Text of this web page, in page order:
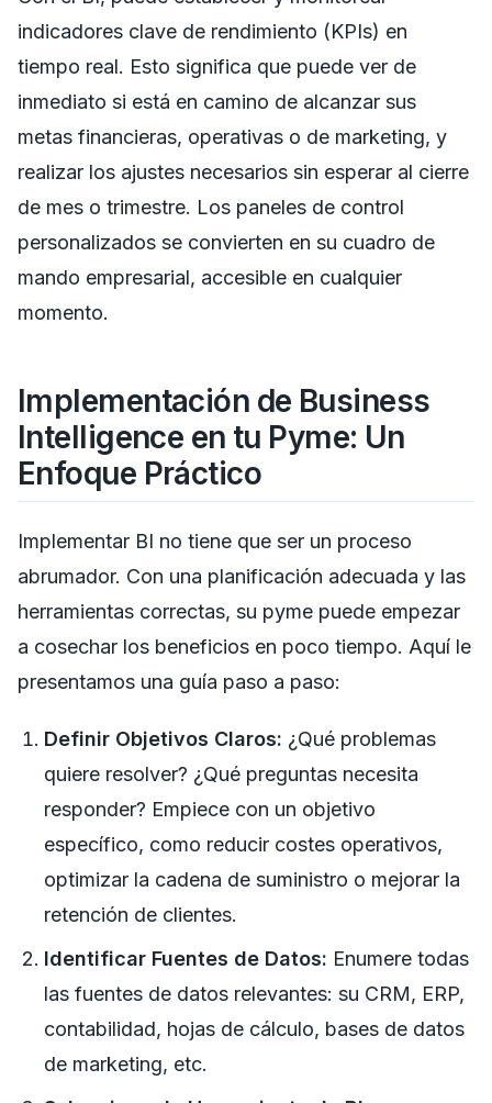
indicadores clave de rendimiento (KPIs) en
tiempo real. Esto significa que puede ver de
inmediato si está en camino de alcanzar sus
metas financieras, operativas o de marketing, y
realizar los ajustes necesarios sin esperar al cierre
de mes o trimestre. Los paneles de control
personalizados se convierten en su cuadro de
mando empresarial, accesible en cualquier
momento.
Implementación de Business
Intelligence en tu Pyme: Un
Enfoque Práctico
Implementar BI no tiene que ser un proceso
abrumador. Con una planificación adecuada y las
herramientas correctas, su pyme puede empezar
a cosechar los beneficios en poco tiempo. Aquí le
presentamos una guía paso a paso:
Definir Objetivos Claros: ¿Qué problemas
quiere resolver? ¿Qué preguntas necesita
responder? Empiece con un objetivo
específico, como reducir costes operativos,
optimizar la cadena de suministro o mejorar la
retención de clientes.
Identificar Fuentes de Datos: Enumere todas
las fuentes de datos relevantes: su CRM, ERP,
contabilidad, hojas de cálculo, bases de datos
de marketing, etc.